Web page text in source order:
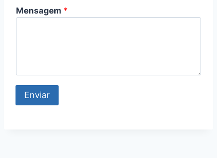
Mensagem *
Enviar